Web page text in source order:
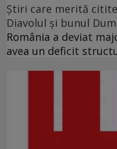
Ştiri care merită citite
Diavolul și bunul
România a deviat
avea un deficit